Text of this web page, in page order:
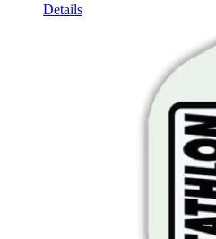
Details